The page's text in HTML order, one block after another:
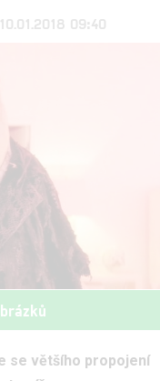
, 10.01.2018 09:40
se většího propojení